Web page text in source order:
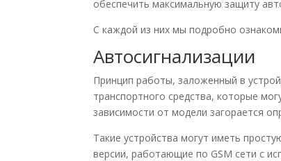
обеспечить максимальную защиту
С каждой из них мы подробно
Автосигнализации
Принцип работы, заложенный в
транспортного средства, которые
зависимости от модели загорается
Такие устройства могут иметь
версии, работающие по GSM сети с